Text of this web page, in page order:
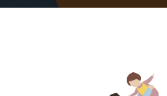
UZEM